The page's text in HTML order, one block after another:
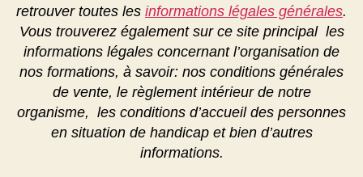
retrouver toutes les informations légales générales.
Vous trouverez également sur ce site principal les
informations légales concernant l’organisation de
nos formations, à savoir: nos conditions générales
de vente, le règlement intérieur de notre
organisme, les conditions d’accueil des personnes
en situation de handicap et bien d’autres
informations.